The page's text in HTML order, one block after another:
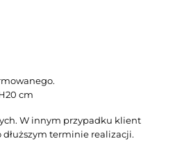
cm
W innym przypadku klient
terminie realizacji.